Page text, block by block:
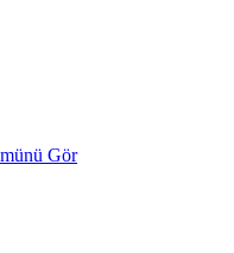
Gör